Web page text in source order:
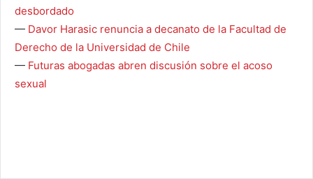
desbordado
— Davor Harasic renuncia a decanato de la Facultad de
Derecho de la Universidad de Chile
— Futuras abogadas abren discusión sobre el acoso
sexual